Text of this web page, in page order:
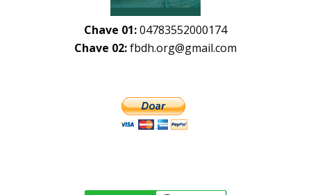
Chave 01:04783552000174
Chave 02:fbdh.org@gmail.com